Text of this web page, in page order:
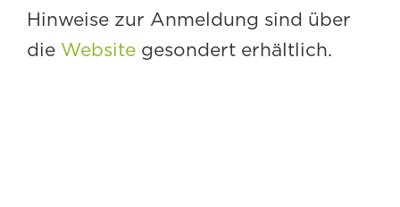
Hinweise zur Anmeldung sind über
die Website gesondert erhältlich.